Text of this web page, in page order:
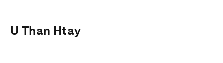
U Than Htay